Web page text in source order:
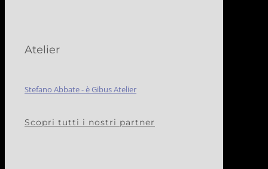
Atelier
Stefano Abbate - è Gibus Atelier
Scopri tutti i nostri partner